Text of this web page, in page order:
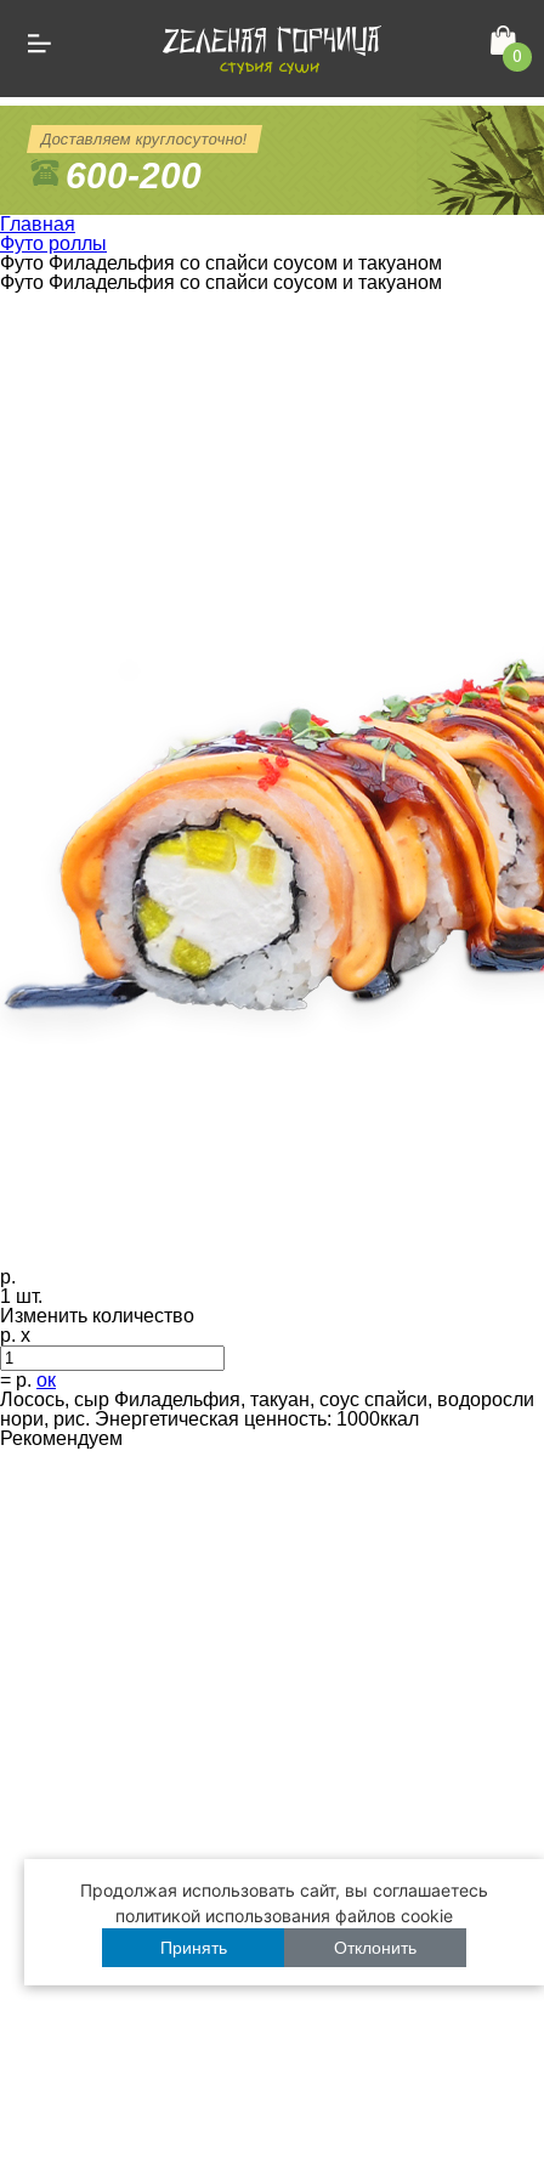
0
Доставляем круглосуточно!
600-200
Главная
Футо роллы
Футо Филадельфия со спайси соусом и такуаном
Футо Филадельфия со спайси соусом и такуаном
р.
1 шт.
Изменить количество
р. x
= р. ок
Лосось, сыр Филадельфия, такуан, соус спайси, водоросли
нори, рис. Энергетическая ценность: 1000ккал
Рекомендуем
Продолжая использовать сайт, вы соглашаетесь
политикой использования файлов cookie
Принять Отклонить